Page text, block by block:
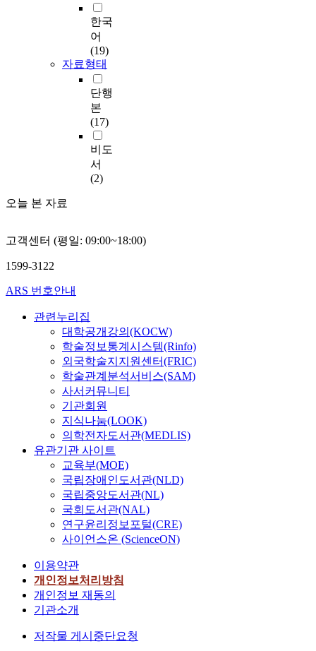
한국
어
(19)
자료형태
단행
본
(17)
비도
서
(2)
오늘 본 자료
고객센터 (평일: 09:00~18:00)
1599-3122
ARS 번호안내
관련누리집
대학공개강의(KOCW)
학술정보통계시스템(Rinfo)
외국학술지지원센터(FRIC)
학술관계분석서비스(SAM)
사서커뮤니티
기관회원
지식나눔(LOOK)
의학전자도서관(MEDLIS)
유관기관 사이트
교육부(MOE)
국립장애인도서관(NLD)
국립중앙도서관(NL)
국회도서관(NAL)
연구윤리정보포털(CRE)
사이언스온 (ScienceON)
이용약관
개인정보처리방침
개인정보 재동의
기관소개
저작물 게시중단요청